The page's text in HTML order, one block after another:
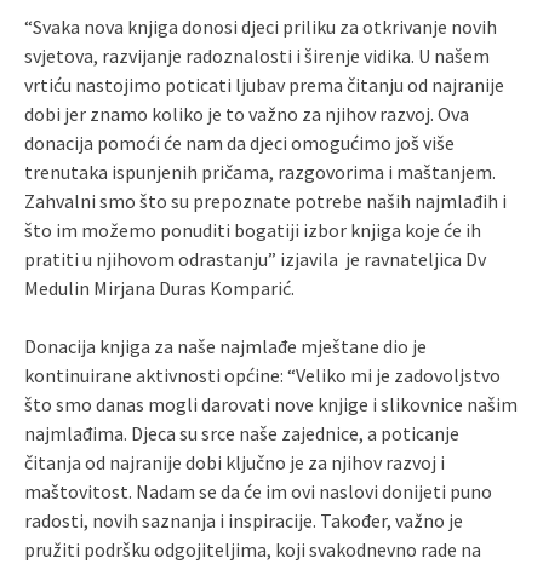
“Svaka nova knjiga donosi djeci priliku za otkrivanje novih
svjetova, razvijanje radoznalosti i širenje vidika. U našem
vrtiću nastojimo poticati ljubav prema čitanju od najranije
dobi jer znamo koliko je to važno za njihov razvoj. Ova
donacija pomoći će nam da djeci omogućimo još više
trenutaka ispunjenih pričama, razgovorima i maštanjem.
Zahvalni smo što su prepoznate potrebe naših najmlađih i
što im možemo ponuditi bogatiji izbor knjiga koje će ih
pratiti u njihovom odrastanju” izjavila je ravnateljica Dv
Medulin Mirjana Duras Komparić.
Donacija knjiga za naše najmlađe mještane dio je
kontinuirane aktivnosti općine: “Veliko mi je zadovoljstvo
što smo danas mogli darovati nove knjige i slikovnice našim
najmlađima. Djeca su srce naše zajednice, a poticanje
čitanja od najranije dobi ključno je za njihov razvoj i
maštovitost. Nadam se da će im ovi naslovi donijeti puno
radosti, novih saznanja i inspiracije. Također, važno je
pružiti podršku odgojiteljima, koji svakodnevno rade na